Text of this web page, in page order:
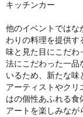
キッチンカー
他のイベントではな
わりの料理を提供す
味と見た目にこだわ
法にこだわった一品
いるため、新たな味
アーティストやク
はの個性あふれる食
アートを楽しみなが